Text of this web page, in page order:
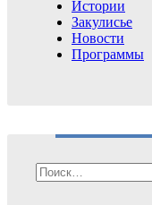
Истории
Закулисье
Новости
Программы
Найти: